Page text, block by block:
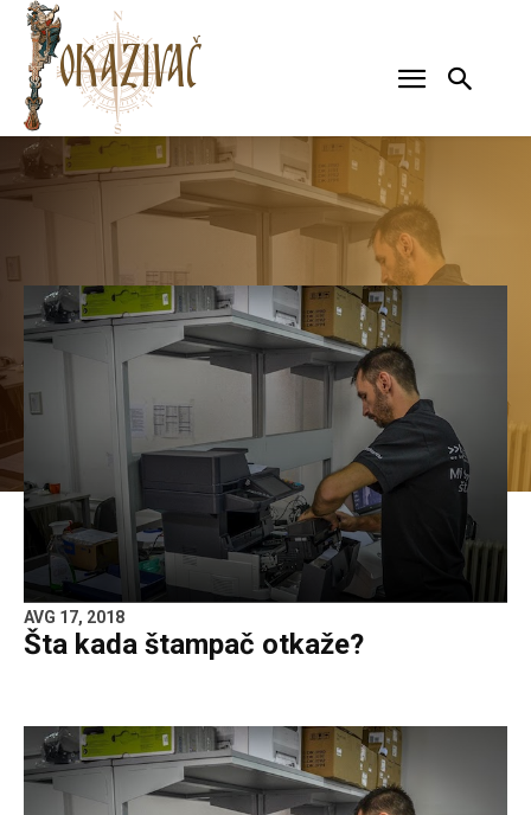
AVG 17, 2018
Šta kada štampač otkaže?